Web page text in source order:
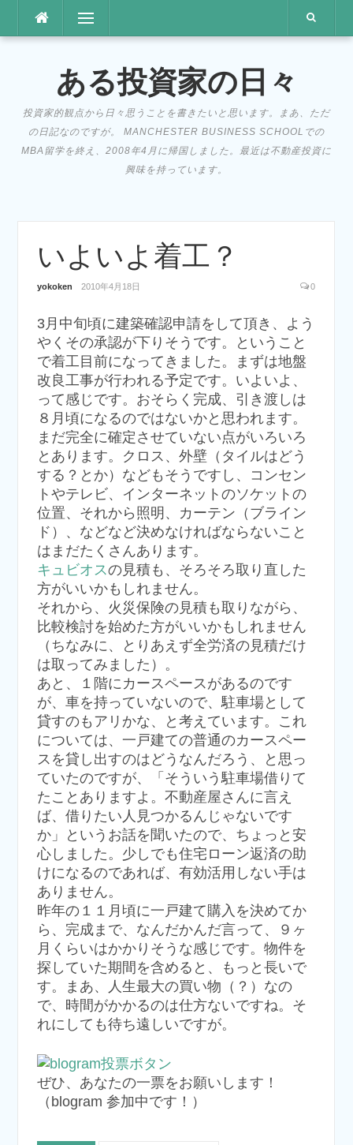
メニュー
ある投資家の日々
投資家的観点から日々思うことを書きたいと思います。まあ、ただ
の日記なのですが。 MANCHESTER BUSINESS SCHOOLでの
MBA留学を終え、2008年4月に帰国しました。最近は不動産投資に
興味を持っています。
いよいよ着工？
yokoken 2010年4月18日 0
3月中旬頃に建築確認申請をして頂き、よう
やくその承認が下りそうです。ということ
で着工目前になってきました。まずは地盤
改良工事が行われる予定です。いよいよ、
って感じです。おそらく完成、引き渡しは
８月頃になるのではないかと思われます。
まだ完全に確定させていない点がいろいろ
とあります。クロス、外壁（タイルはどう
する？とか）などもそうですし、コンセン
トやテレビ、インターネットのソケットの
位置、それから照明、カーテン（ブライン
ド）、などなど決めなければならないこと
はまだたくさんあります。
キュビオスの見積も、そろそろ取り直した
方がいいかもしれません。
それから、火災保険の見積も取りながら、
比較検討を始めた方がいいかもしれません
（ちなみに、とりあえず全労済の見積だけ
は取ってみました）。
あと、１階にカースペースがあるのです
が、車を持っていないので、駐車場として
貸すのもアリかな、と考えています。これ
については、一戸建ての普通のカースペー
スを貸し出すのはどうなんだろう、と思っ
ていたのですが、「そういう駐車場借りて
たことありますよ。不動産屋さんに言え
ば、借りたい人見つかるんじゃないです
か」というお話を聞いたので、ちょっと安
心しました。少しでも住宅ローン返済の助
けになるのであれば、有効活用しない手は
ありません。
昨年の１１月頃に一戸建て購入を決めてか
ら、完成まで、なんだかんだ言って、９ヶ
月くらいはかかりそうな感じです。物件を
探していた期間を含めると、もっと長いで
す。まあ、人生最大の買い物（？）なの
で、時間がかかるのは仕方ないですね。そ
れにしても待ち遠しいですが。
ぜひ、あなたの一票をお願いします！
（blogram 参加中です！）